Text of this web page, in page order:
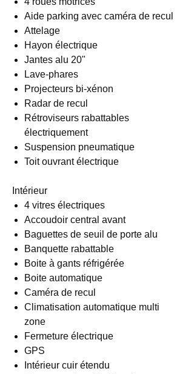
Aide parking avec caméra de recul
Attelage
Hayon électrique
Jantes alu 20"
Lave-phares
Projecteurs bi-xénon
Radar de recul
Rétroviseurs rabattables
électriquement
Suspension pneumatique
Toit ouvrant électrique
Intérieur
4 vitres électriques
Accoudoir central avant
Baguettes de seuil de porte alu
Banquette rabattable
Boite à gants réfrigérée
Boite automatique
Caméra de recul
Climatisation automatique multi
zone
Fermeture électrique
GPS
Intérieur cuir étendu